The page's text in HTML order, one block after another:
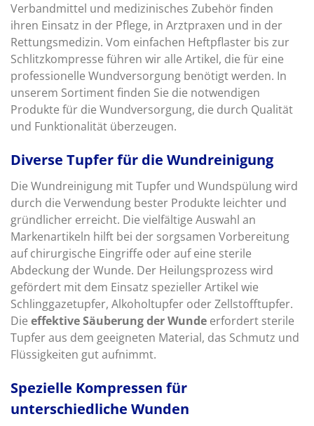
Verbandmittel und medizinisches Zubehör finden
ihren Einsatz in der Pflege, in Arztpraxen und in der
Rettungsmedizin. Vom einfachen Heftpflaster bis zur
Schlitzkompresse führen wir alle Artikel, die für eine
professionelle Wundversorgung benötigt werden. In
unserem Sortiment finden Sie die notwendigen
Produkte für die Wundversorgung, die durch Qualität
und Funktionalität überzeugen.
Diverse Tupfer für die Wundreinigung
Die Wundreinigung mit Tupfer und Wundspülung wird
durch die Verwendung bester Produkte leichter und
gründlicher erreicht. Die vielfältige Auswahl an
Markenartikeln hilft bei der sorgsamen Vorbereitung
auf chirurgische Eingriffe oder auf eine sterile
Abdeckung der Wunde. Der Heilungsprozess wird
gefördert mit dem Einsatz spezieller Artikel wie
Schlinggazetupfer, Alkoholtupfer oder Zellstofftupfer.
Die effektive Säuberung der Wunde erfordert sterile
Tupfer aus dem geeigneten Material, das Schmutz und
Flüssigkeiten gut aufnimmt.
Spezielle Kompressen für
unterschiedliche Wunden